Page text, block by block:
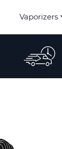
Vaporizers